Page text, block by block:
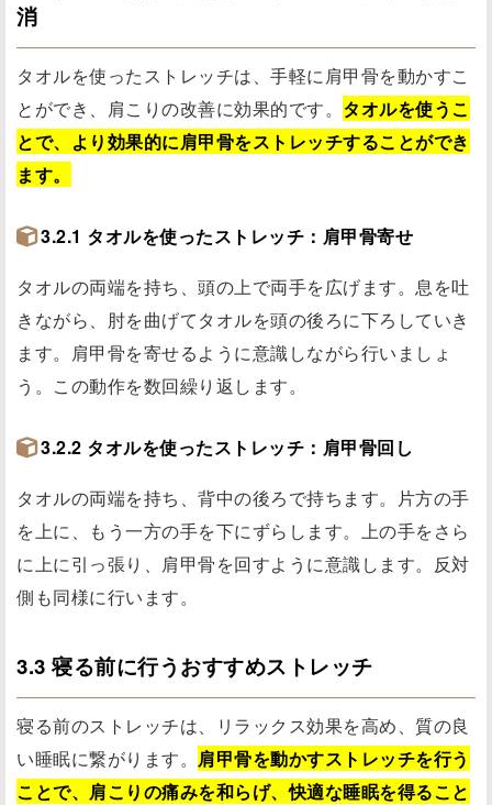
消
タオルを使ったストレッチは、手軽に肩甲骨を動かすこ
とができ、肩こりの改善に効果的です。 タオルを使うこ
とで、より効果的に肩甲骨をストレッチすることができ
ます。
3.2.1 タオルを使ったストレッチ：肩甲骨寄せ
タオルの両端を持ち、頭の上で両手を広げます。息を吐
きながら、肘を曲げてタオルを頭の後ろに下ろしていき
ます。肩甲骨を寄せるように意識しながら行いましょ
う。この動作を数回繰り返します。
3.2.2 タオルを使ったストレッチ：肩甲骨回し
タオルの両端を持ち、背中の後ろで持ちます。片方の手
を上に、もう一方の手を下にずらします。上の手をさら
に上に引っ張り、肩甲骨を回すように意識します。反対
側も同様に行います。
3.3 寝る前に行うおすすめストレッチ
寝る前のストレッチは、リラックス効果を高め、質の良
い睡眠に繋がります。 肩甲骨を動かすストレッチを行う
ことで、肩こりの痛みを和らげ、快適な睡眠を得ること